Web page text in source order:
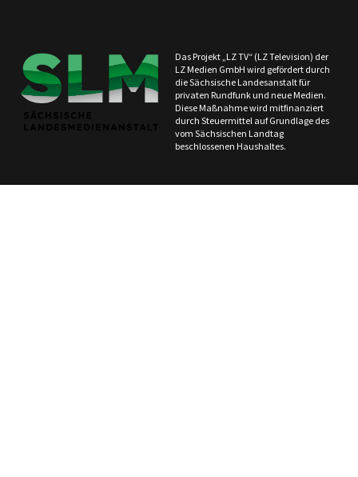
Das Projekt „LZ TV“ (LZ Television) der
LZ Medien GmbH wird gefördert durch
die Sächsische Landesanstalt für
privaten Rundfunk und neue Medien.
Diese Maßnahme wird mitfinanziert
durch Steuermittel auf Grundlage des
vom Sächsischen Landtag
beschlossenen Haushaltes.